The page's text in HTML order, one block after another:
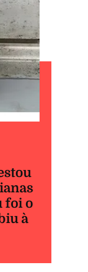
foi o
à